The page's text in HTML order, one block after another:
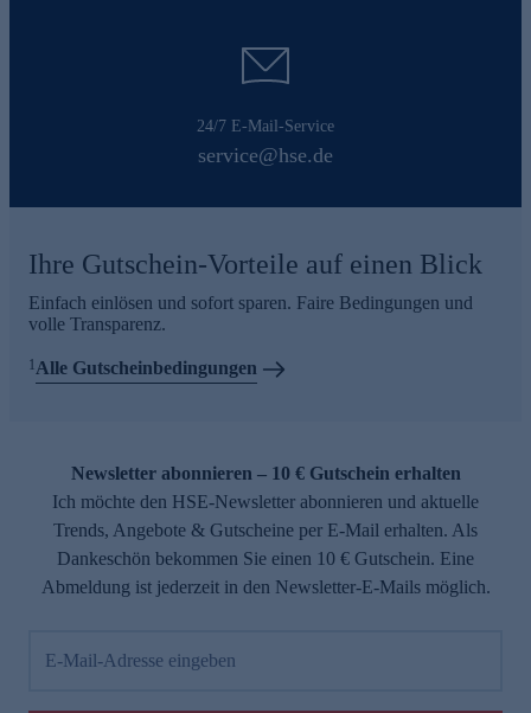
24/7 E-Mail-Service
service@hse.de
Ihre Gutschein-Vorteile auf einen Blick
Einfach einlösen und sofort sparen. Faire Bedingungen und
volle Transparenz.
1 Alle Gutscheinbedingungen
Newsletter abonnieren – 10 € Gutschein erhalten
Ich möchte den HSE-Newsletter abonnieren und aktuelle
Trends, Angebote & Gutscheine per E-Mail erhalten. Als
Dankeschön bekommen Sie einen 10 € Gutschein. Eine
Abmeldung ist jederzeit in den Newsletter-E-Mails möglich.
E-Mail-Adresse eingeben